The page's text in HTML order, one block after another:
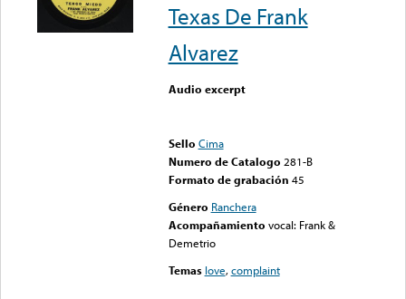
Texas De Frank
Alvarez
Audio excerpt
Sello Cima
Numero de Catalogo 281-B
Formato de grabación 45
Género Ranchera
Acompañamiento vocal: Frank &
Demetrio
Temas love,complaint